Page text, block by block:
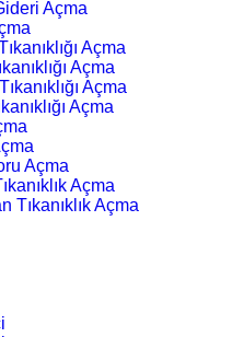
Açma
Açma
Açma
Açma
Açma
Açma
Açma
Tıkanıklık Açma